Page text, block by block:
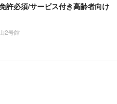
許必須/サービス付き高齢者向け
2号館